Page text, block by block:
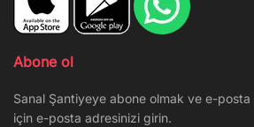
Abone ol
Sanal Şantiyeye abone olmak ve e-
için e-posta adresinizi girin.